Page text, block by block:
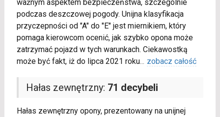
ważnym aspektem bezpieczeństwa, szczególnie
podczas deszczowej pogody. Unijna klasyfikacja
przyczepności od "A" do "E" jest miernikiem, który
pomaga kierowcom ocenić, jak szybko opona może
zatrzymać pojazd w tych warunkach. Ciekawostką
może być fakt, iż do lipca 2021 roku... zobacz całość
Hałas zewnętrzny: 71 decybeli
Hałas zewnętrzny opony, prezentowany na unijnej